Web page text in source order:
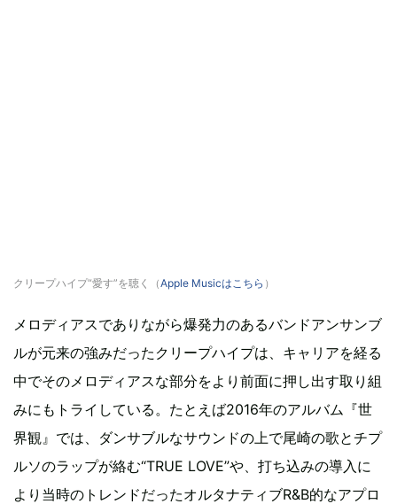
クリープハイプ“愛す”を聴く（Apple Musicはこちら ）
メロディアスでありながら爆発力のあるバンドアンサンブ
ルが元来の強みだったクリープハイプは、キャリアを経る
中でそのメロディアスな部分をより前面に押し出す取り組
みにもトライしている。たとえば2016年のアルバム『世
界観』では、ダンサブルなサウンドの上で尾崎の歌とチプ
ルソのラップが絡む“TRUE LOVE”や、打ち込みの導入に
より当時のトレンドだったオルタナティブR&B的なアプロ